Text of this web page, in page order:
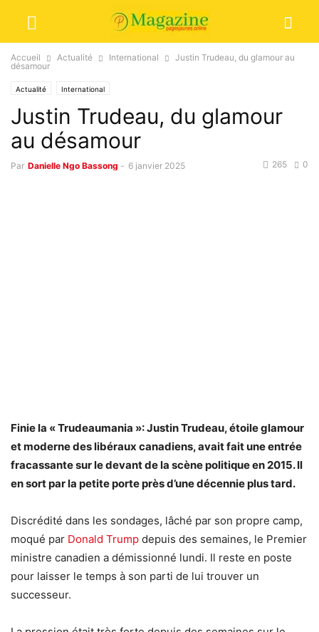
Accueil Actualité International
Justin Trudeau, du glamour au
désamour
Actualité International
Justin Trudeau, du glamour
au désamour
Par Danielle Ngo Bassong - 6 janvier 2025 0
265
Finie la « Trudeaumania »: Justin Trudeau, étoile glamour
et moderne des libéraux canadiens, avait fait une entrée
fracassante sur le devant de la scène politique en 2015. Il
en sort par la petite porte près d’une décennie plus tard.
Discrédité dans les sondages, lâché par son propre camp,
moqué par Donald Trump depuis des semaines, le Premier
ministre canadien a démissionné lundi. Il reste en poste
pour laisser le temps à son parti de lui trouver un
successeur.